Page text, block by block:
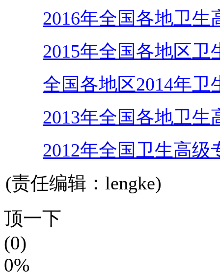
2016年全国各地卫
2015年全国各地区
全国各地区2014年
2013年全国各地卫
2012年全国卫生高
(责任编辑：lengke)
顶一下
(0)
0%